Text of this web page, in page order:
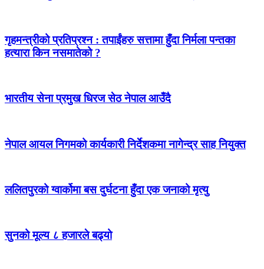
गृहमन्त्रीको प्रतिप्रश्न : तपाईंहरु सत्तामा हुँदा निर्मला पन्तका
हत्यारा किन नसमातेको ?
भारतीय सेना प्रमुख धिरज सेठ नेपाल आउँदै
नेपाल आयल निगमको कार्यकारी निर्देशकमा नागेन्द्र साह नियुक्त
ललितपुरको ग्वार्कोमा बस दुर्घटना हुँदा एक जनाको मृत्यु
सुनको मूल्य ८ हजारले बढ्यो